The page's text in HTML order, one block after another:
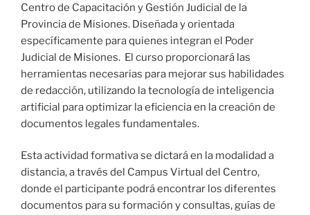
Centro de Capacitación y Gestión Judicial de la
Provincia de Misiones. Diseñada y orientada
específicamente para quienes integran el Poder
Judicial de Misiones. El curso proporcionará las
herramientas necesarias para mejorar sus habilidades
de redacción, utilizando la tecnología de inteligencia
artificial para optimizar la eficiencia en la creación de
documentos legales fundamentales.
Esta actividad formativa se dictará en la modalidad a
distancia, a través del Campus Virtual del Centro,
donde el participante podrá encontrar los diferentes
documentos para su formación y consultas, guías de